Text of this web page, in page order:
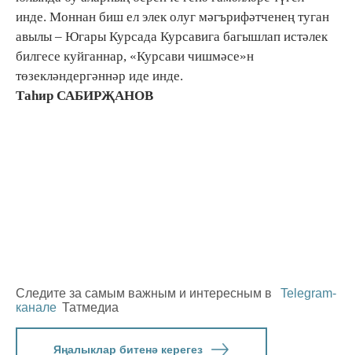
инде. Моннан биш ел элек олуг мәгърифәтченең туган
авылы – Югары Курсада Курсавига багышлап истәлек
билгесе куйганнар, «Курсави чишмәсе»н
төзекләндергәннәр иде инде.
Таһир САБИРҖАНОВ
Следите за самым важным и интересным в
Telegram-
канале Татмедиа
Яңалыклар битенә керегез